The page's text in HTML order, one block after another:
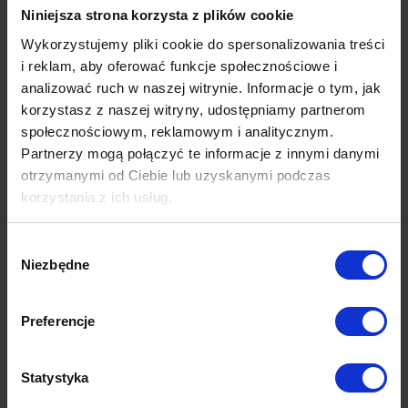
Niniejsza strona korzysta z plików cookie
Wykorzystujemy pliki cookie do spersonalizowania treści
i reklam, aby oferować funkcje społecznościowe i
analizować ruch w naszej witrynie. Informacje o tym, jak
korzystasz z naszej witryny, udostępniamy partnerom
społecznościowym, reklamowym i analitycznym.
Partnerzy mogą połączyć te informacje z innymi danymi
otrzymanymi od Ciebie lub uzyskanymi podczas
korzystania z ich usług.
Polityki Prywatności Google
zgody
Niezbędne
Preferencje
Statystyka
stanowią nieodzowny element marketing mix, nie
należy bagatelizować tego sposobu promocji
swojej marki. Jakimi metodami można zdobywać
earned media?
Jakościowy content marketing
Nie da się ukryć, że co najmniej od kilku lat
content marketing stanowi jeden z najgorętszych
trendów w reklamie. Aktywności content
stanowią wartość dodaną dla swoich
wszelkich starań, aby przy pomocy content
marketingu budować pozycję branżowego
publikowania marketingu treści są owned media.